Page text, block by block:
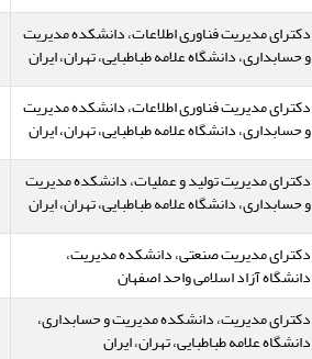
دکترای مدیریت فناوری اطلاعات، دانشکده مدیریت
و حسابداری، دانشگاه علامه طباطبایی، تهران، ایران
دکترای مدیریت فناوری اطلاعات، دانشکده مدیریت
و حسابداری، دانشگاه علامه طباطبایی، تهران، ایران
دکترای مدیریت تولید و عملیات، دانشکده مدیریت
و حسابداری، دانشگاه علامه طباطبایی، تهران، ایران
دکترای مدیریت صنعتی، دانشکده مدیریت،
دانشگاه آزاد اسلامی واحد اصفهان
دکترای مدیریت، دانشکده مدیریت و حسابداری،
دانشگاه علامه طباطبایی، تهران، ایران